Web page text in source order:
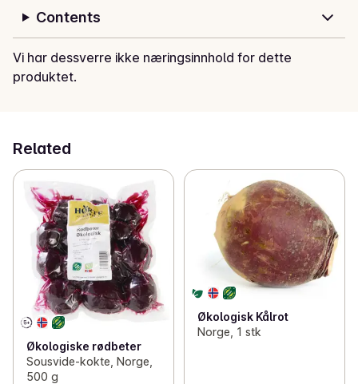
Contents
Vi har dessverre ikke næringsinnhold for dette
produktet.
Related
Økologiske rødbeter
Sousvide-kokte, Norge,
500 g
Økologisk Kålrot
Norge, 1 stk